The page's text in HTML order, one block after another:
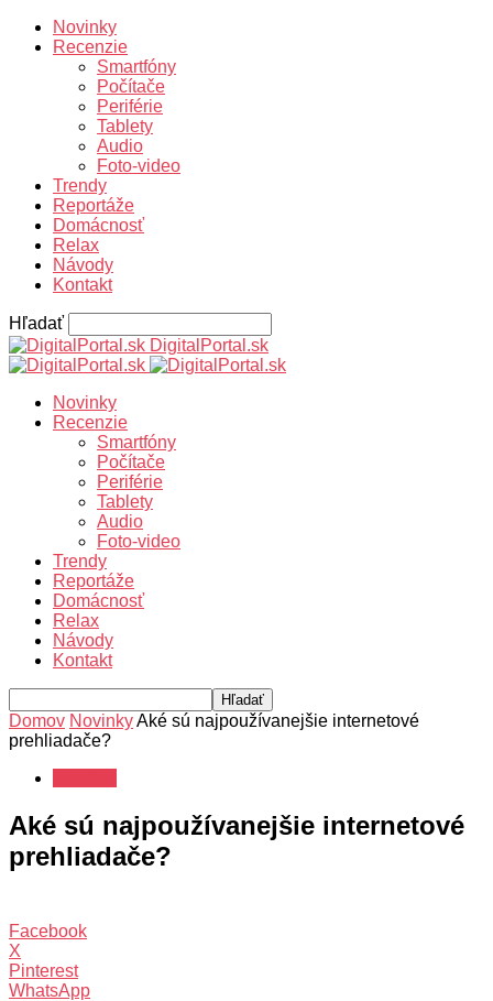
Novinky
Recenzie
Smartfóny
Počítače
Periférie
Tablety
Audio
Foto-video
Trendy
Reportáže
Domácnosť
Relax
Návody
Kontakt
Hľadať
DigitalPortal.sk
Novinky
Recenzie
Smartfóny
Počítače
Periférie
Tablety
Audio
Foto-video
Trendy
Reportáže
Domácnosť
Relax
Návody
Kontakt
Domov NovinkyAké sú najpoužívanejšie internetové
prehliadače?
Aké sú najpoužívanejšie internetové
prehliadače?
Facebook
X
Pinterest
WhatsApp